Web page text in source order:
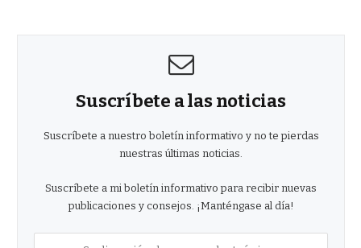
Suscríbete a las noticias
Suscríbete a nuestro boletín informativo y no te pierdas
nuestras últimas noticias.
Suscríbete a mi boletín informativo para recibir nuevas
publicaciones y consejos. ¡Manténgase al día!